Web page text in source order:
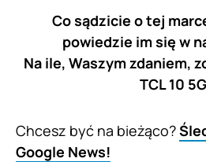
Co sądzicie o tej
powiedzie im się w
Na ile, Waszym zdaniem,
TCL 10
Chcesz być na bieżąco?
Google News!